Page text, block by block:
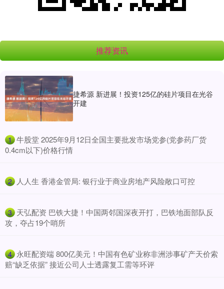
推荐资讯
捷希源 新进展！投资125亿的硅片项目在光谷
开建
1 ​牛股堂 2025年9月12日全国主要批发市场党参(党参药厂货
0.4cm以下)价格行情
2 ​人人生 香港金管局: 银行业于商业房地产风险敞口可控
3 ​天弘配资 巴铁大捷！中国两邻国深夜开打，巴铁地面部队反
攻，夺占19个哨所
4 ​永旺配资端 800亿美元！中国有色矿业称非洲涉事矿产天价索
赔“缺乏依据” 接近公司人士透露复工需等环评